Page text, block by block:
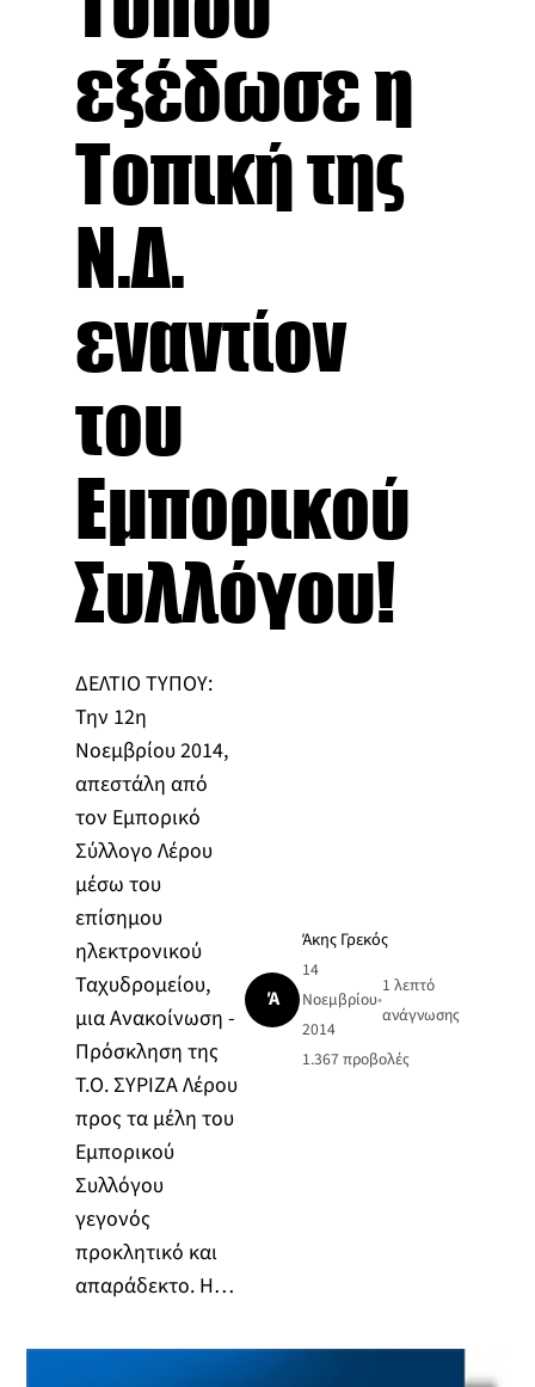
εξέδωσε η
Τοπική της
Ν.Δ.
εναντίον
του
Εμπορικού
Συλλόγου!
ΔΕΛΤΙΟ ΤΥΠΟΥ:
Την 12η
Νοεμβρίου 2014,
απεστάλη από
τον Εμπορικό
Σύλλογο Λέρου
μέσω του
επίσημου
ηλεκτρονικού
Ταχυδρομείου,
μια Ανακοίνωση -
Πρόσκληση της
Τ.Ο. ΣΥΡΙΖΑ Λέρου
προς τα μέλη του
Εμπορικού
Συλλόγου
γεγονός
προκλητικό και
απαράδεκτο. Η…
Ά
Άκης Γρεκός
14
Νοεμβρίου
2014
•
1 λεπτό
ανάγνωσης
1.367 προβολές